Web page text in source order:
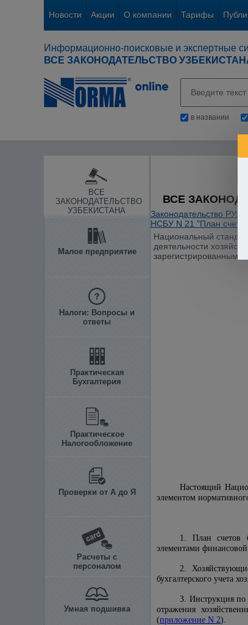
Новости Акции О компании Тарифы
Информационно-поисковые и экспертные
ВСЕ ЗАКОНОДАТЕЛЬСТВО
в названии
ВСЕ
ЗАКОНОДАТЕЛЬСТВО
УЗБЕКИСТАНА
Малое предприятие
Налоги: Вопросы и
ответы
Практическая
Бухгалтерия
Практическое
Налогообложение
Проверки от А до Я
Расчеты с
персоналом
Умная подшивка
ВСЕ
Законодательство РУз
НСБУ N 21 "План
Национальный
деятельности
зарегистрированным
Настоящий
элементом
1. План счетов
элементами финансовой
2.
бухгалтерского учета
3. Инструкция по
отражения
(приложение N 2).